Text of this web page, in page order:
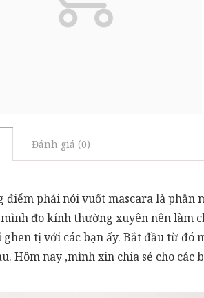
Đánh giá (0)
điểm phải nói vuốt mascara là phần
đo kính thường xuyên nên làm
tị với các bạn ấy. Bắt đầu từ đó
Hôm nay ,mình xin chia sẻ cho